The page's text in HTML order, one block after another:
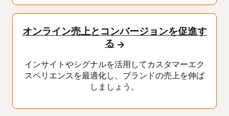
オンライン売上とコンバージョンを促進す
る
インサイトやシグナルを活用してカスタマーエク
スペリエンスを最適化し、ブランドの売上を伸ば
しましょう。